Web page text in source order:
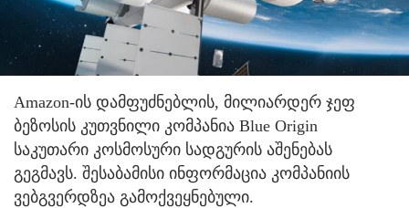
Amazon-ის დამფუძნებლის, მილიარდერ ჯეფ
ბეზოსის კუთვნილი კომპანია Blue Origin
საკუთარი კოსმოსური სადგურის აშენებას
გეგმავს. შესაბამისი ინფორმაცია კომპანიის
ვებგვერდზეა გამოქვეყნებული.